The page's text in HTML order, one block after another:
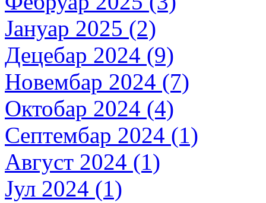
Јануар 2025 (2)
Децебар 2024 (9)
Новембар 2024 (7)
Октобар 2024 (4)
Септембар 2024 (1)
Август 2024 (1)
Јул 2024 (1)